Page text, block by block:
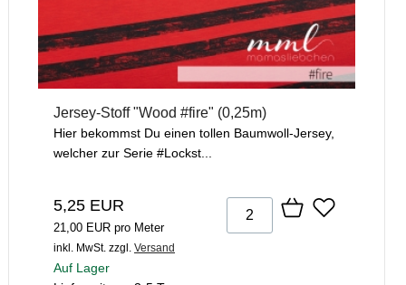
Jersey-Stoff "Wood #fire" (0,25m)
Hier bekommst Du einen tollen Baumwoll-Jersey,
welcher zur Serie #Lockst...
5,25 EUR
21,00 EUR pro Meter
inkl. MwSt. zzgl. Versand
Auf Lager